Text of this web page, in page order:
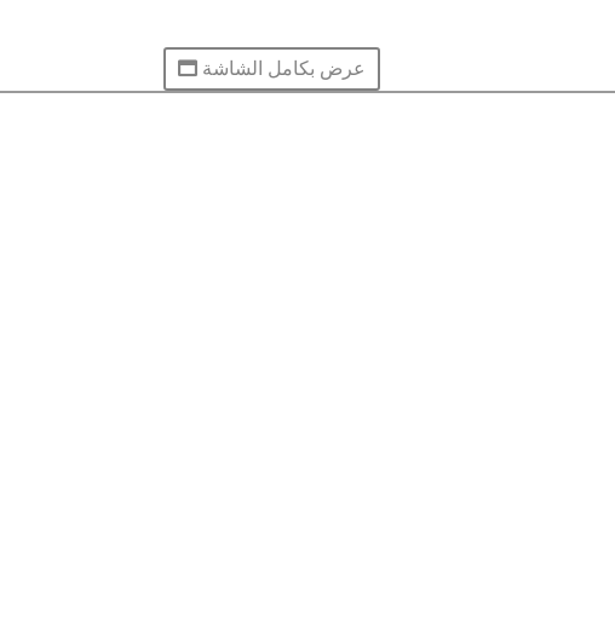
عرض بكامل الشاشة